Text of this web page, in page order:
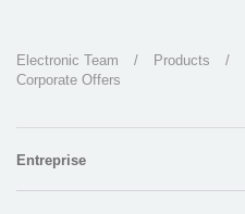
Electronic Team / Products /
Corporate Offers
Entreprise